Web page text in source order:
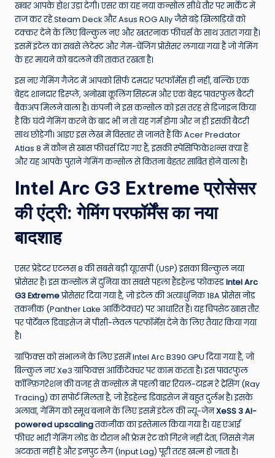
u
n
d
h
e
W
o
d
खबर आपके होश उड़ा देगी। एसर का यह नया कन्सोल सीधे तौर पर मार्केट में
राज कर रहे Steam Deck और Asus ROG Ally जैसे बड़े खिलाड़ियों को
टक्कर देने के लिए बिल्कुल नए और खतरनाक फीचर्स के साथ उतारा गया है।
इसमें इंटेल का सबसे लेटेस्ट और गेम-चेंजिंग प्रोसेसर लगाया गया है जो गेमिंग
के हर मायने को बदलने की ताकत रखता है।
इस नए गेमिंग गैजेट में आपको सिर्फ दमदार परफॉर्मेंस ही नहीं, बल्कि एक
बेहद शानदार डिस्प्ले, अनोखा कूलिंग सिस्टम और एक बेहद पावरफुल बैटरी
बैकअप मिलने वाला है। कंपनी ने इस कन्सोल को इस तरह से डिजाइन किया
है कि घंटों गेमिंग करने के बाद भी न तो यह गर्म होगा और न ही इसकी बैटरी
साथ छोड़ेगी। आइए इस लेख में विस्तार से जानते हैं कि Acer Predator
Atlas 8 में कौन से खास फीचर्स दिए गए हैं, इसकी स्पेसिफिकेशन्स क्या हैं
और यह आपके पुराने गेमिंग कन्सोल से कितना बेहतर साबित होने वाला है।
Intel Arc G3 Extreme प्रोसेसर
की एंट्री: गेमिंग परफॉर्मेंस का नया
बादशाह
एसर प्रेडेटर एटलस 8 की सबसे बड़ी यूएसपी (USP) इसका बिल्कुल नया
प्रोसेसर है। इस कन्सोल में दुनिया का सबसे पहला हैंडहेल्ड फोकस्डIntel Arc
G3 Extremeप्रोसेसर दिया गया है, जो इंटेल की अत्याधुनिक 18A प्रोसेस नोड
तकनीक (Panther Lake आर्किटेक्चर) पर आधारित है। यह चिपसेट खास तौर
पर पोर्टेबल डिवाइसेज में पीसी-लेवल परफॉर्मेंस देने के लिए तैयार किया गया
है।
ग्राफिक्स को संभालने के लिए इसमें Intel Arc B390 GPU दिया गया है, जो
बिल्कुल नए Xe3 ग्राफिक्स आर्किटेक्चर पर काम करता है। इस पावरफुल
कॉन्फ़िगरेशन की वजह से कन्सोल में पहली बार रियल-टाइम रे ट्रेसिंग (Ray
Tracing) का सपोर्ट मिलता है, जो हैंडहेल्ड डिवाइसेज में बहुत दुर्लभ है। इसके
अलावा, गेमिंग को स्मूथ बनाने के लिए इसमें इंटेल की न्यू-जेनXeSS 3 AI-
powered upscalingतकनीक का इस्तेमाल किया गया है। यह एआई
फीचर भारी गेमिंग लोड के दौरान भी फ्रेम रेट को गिरने नहीं देता, जिससे गेम
अटकता नहीं है और इनपुट लैग (Input Lag) पूरी तरह खत्म हो जाता है।